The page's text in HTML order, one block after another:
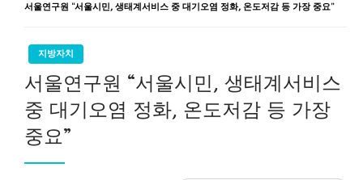
서울연구원 “서울시민, 생태계서비스 중 대기오염 정화, 온도저감 등 가장 중요”
지방자치
서울연구원 “서울시민, 생태계서비스
중 대기오염 정화, 온도저감 등 가장
중요”